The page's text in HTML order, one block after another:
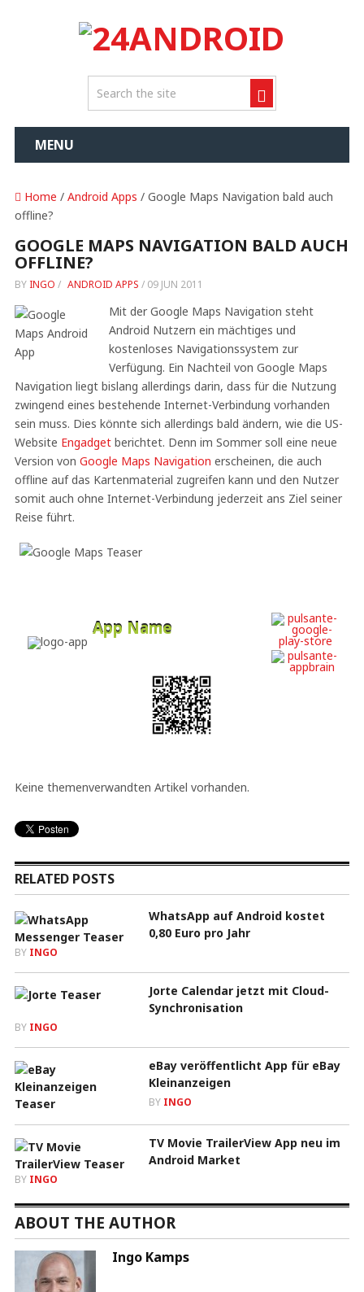
MENU
Home / Android Apps / Google Maps Navigation bald auch
offline?
GOOGLE MAPS NAVIGATION BALD AUCH
OFFLINE?
BY INGO / ANDROID APPS / 09 JUN 2011
Mit der Google Maps Navigation steht
Android Nutzern ein mächtiges und
kostenloses Navigationssystem zur
Verfügung. Ein Nachteil von Google Maps
Navigation liegt bislang allerdings darin, dass für die Nutzung
zwingend eines bestehende Internet-Verbindung vorhanden
sein muss. Dies könnte sich allerdings bald ändern, wie die US-
Website Engadgetberichtet. Denn im Sommer soll eine neue
Version von Google Maps Navigation erscheinen, die auch
offline auf das Kartenmaterial zugreifen kann und den Nutzer
somit auch ohne Internet-Verbindung jederzeit ans Ziel seiner
Reise führt.
App Name
Keine themenverwandten Artikel vorhanden.
RELATED POSTS
WhatsApp auf Android kostet
0,80 Euro pro Jahr
BY INGO
Jorte Calendar jetzt mit Cloud-
Synchronisation
BY INGO
eBay veröffentlicht App für eBay
Kleinanzeigen
BY INGO
TV Movie TrailerView App neu im
Android Market
BY INGO
ABOUT THE AUTHOR
Ingo Kamps